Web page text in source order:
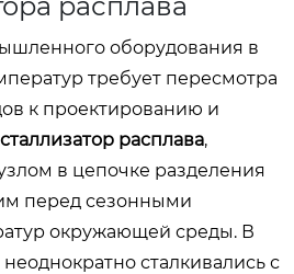
оборудования в
требует пересмотра
к проектированию и
расплава,
в цепочке разделения
перед сезонными
окружающей среды. В
сталкивались с